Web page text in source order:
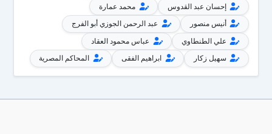
إحسان عبد القدوس
محمد عمارة
أنيس منصور
عبد الرحمن الجوزي أبو الفرج
علي الطنطاوي
عباس محمود العقاد
سهيل زكار
ابراهيم الفقى المحاكم المصرية